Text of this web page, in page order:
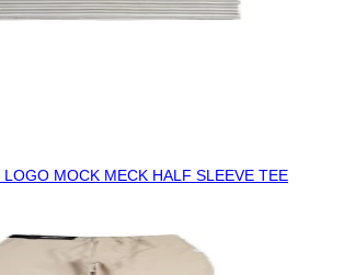
MOCK MECK HALF SLEEVE TEE